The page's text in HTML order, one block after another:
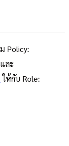
Policy:
และ
ให้กับ Role: